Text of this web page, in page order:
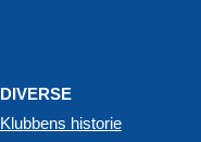
DIVERSE
Klubbens historie